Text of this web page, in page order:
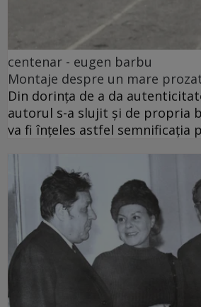
centenar - eugen barbu
Montaje despre un mare
Din dorința de a da
autorul s-a slujit și de propria
va fi înțeles astfel semnificația